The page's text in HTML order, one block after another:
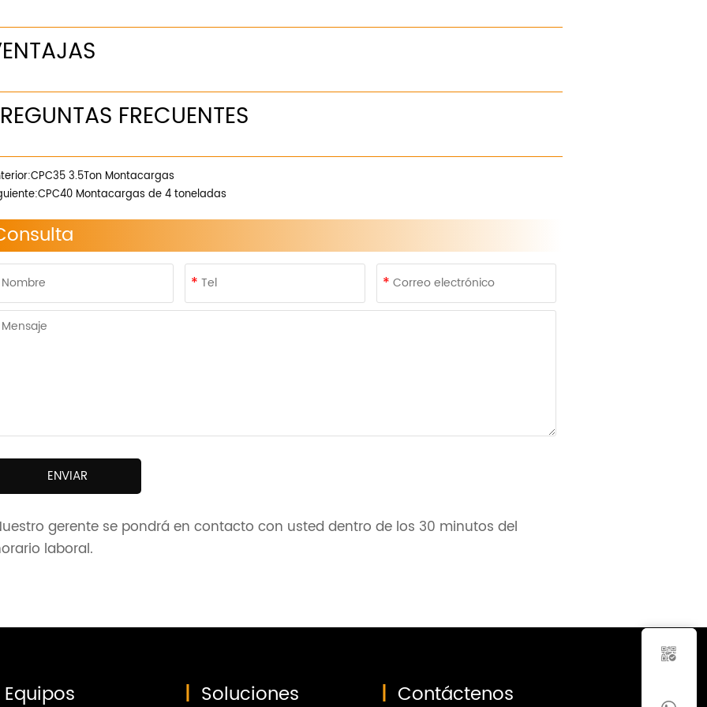
FRECUENTES
CPC35 3.5Ton Montacargas
CPC40 Montacargas de 4 toneladas
ENVIAR
gerente se pondrá en contacto con usted dentro de los 30 minutos del
laboral.
Equipos | Soluciones | Contáctenos
